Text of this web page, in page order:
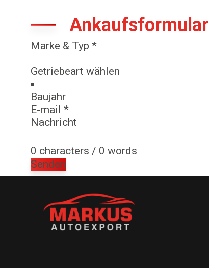
Ankaufsformular
0 characters / 0 words
Senden